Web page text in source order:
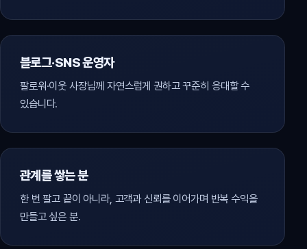
블로그·SNS 운영자
팔로워·이웃 사장님께 자연스럽게 권하고 꾸준히 응대할 수
있습니다.
관계를 쌓는 분
한 번 팔고 끝이 아니라, 고객과 신뢰를 이어가며 반복 수익을
만들고 싶은 분.